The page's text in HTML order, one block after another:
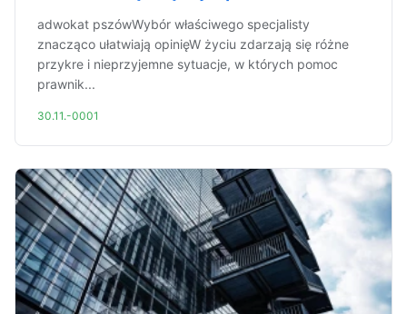
adwokat pszówWybór właściwego specjalisty
znacząco ułatwiają opinięW życiu zdarzają się różne
przykre i nieprzyjemne sytuacje, w których pomoc
prawnik...
30.11.-0001